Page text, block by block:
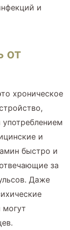
и
от
хроническое
и
быстро и
за
Даже